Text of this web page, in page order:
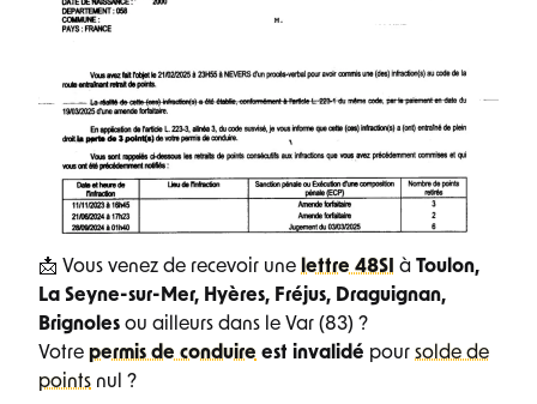
📩 Vous venez de recevoir une lettre 48SI à Toulon,
La Seyne-sur-Mer, Hyères, Fréjus, Draguignan,
Brignoles ou ailleurs dans le Var (83) ?
Votre permis de conduire est invalidé pour solde de
points nul ?